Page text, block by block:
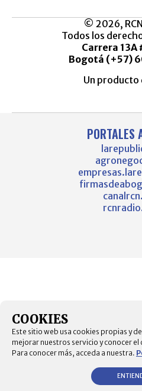
© 2026,
Todos los
Carrera 13A
Bogotá (+57)
Un producto
PORTALES
COOKIES
Este sitio web usa cookies propias y
mejorar nuestros servicio y conocer
Para conocer más, acceda a nuestra.